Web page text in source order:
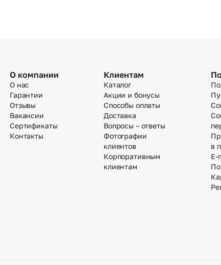
О компании
О нас
Гарантии
Отзывы
Вакансии
Сертификаты
Контакты
Клиентам
Каталог
Акции и бонусы
Способы оплаты
Доставка
Вопросы – ответы
Фотографии
клиентов
Корпоративным
клиентам
в
E-